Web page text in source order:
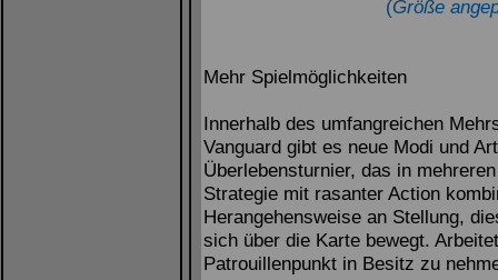
(Größe
Mehr Spielmöglichkeiten
Innerhalb des umfangreichen
Vanguard gibt es neue Modi und
Überlebensturnier, das in
Strategie mit rasanter Action
Herangehensweise an Stellung,
sich über die Karte bewegt.
Patrouillenpunkt in Besitz zu